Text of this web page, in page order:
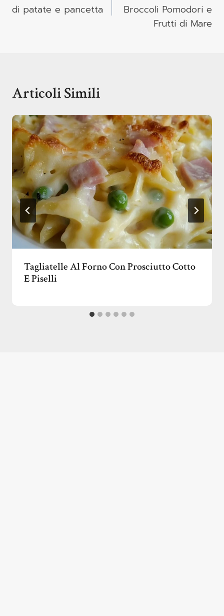
di patate e pancetta
Broccoli Pomodori e
Frutti di Mare
Articoli Simili
Tagliatelle Al Forno Con Prosciutto Cotto
E Piselli